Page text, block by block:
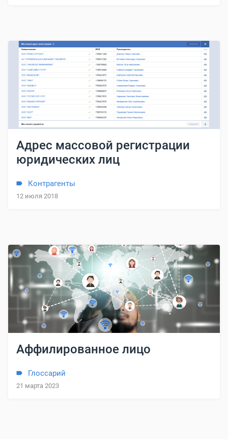
Адрес массовой регистрации
юридических лиц
Контрагенты
12 июля 2018
Аффилированное лицо
Глоссарий
21 марта 2023